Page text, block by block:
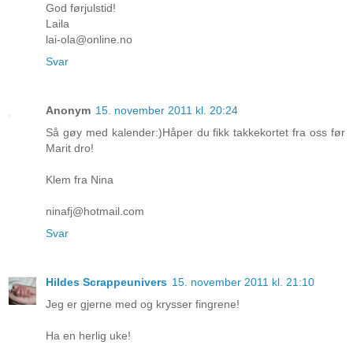
God førjulstid!
Laila
lai-ola@online.no
Svar
Anonym 15. november 2011 kl. 20:24
Så gøy med kalender:)Håper du fikk takkekortet fra oss før
Marit dro!
Klem fra Nina
ninafj@hotmail.com
Svar
Hildes Scrappeunivers 15. november 2011 kl. 21:10
Jeg er gjerne med og krysser fingrene!
Ha en herlig uke!